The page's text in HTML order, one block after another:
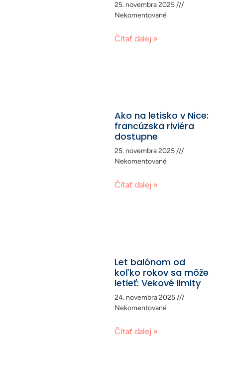
25. novembra 2025
Nekomentované
Čítať ďalej »
Ako na letisko v Nice:
francúzska riviéra
dostupne
25. novembra 2025
Nekomentované
Čítať ďalej »
Let balónom od
koľko rokov sa môže
letieť: Vekové limity
24. novembra 2025
Nekomentované
Čítať ďalej »